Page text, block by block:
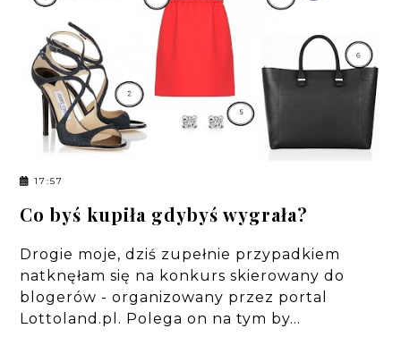
17:57
Co byś kupiła gdybyś wygrała?
Drogie moje, dziś zupełnie przypadkiem
natknęłam się na konkurs skierowany do
blogerów - organizowany przez portal
Lottoland.pl. Polega on na tym by…